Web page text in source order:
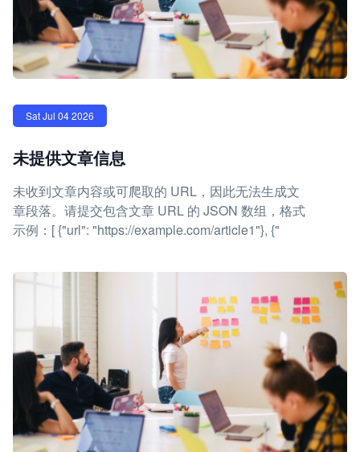
Sat Jul 04 2026
未提供文章信息
未收到文章内容或可爬取的 URL，因此无法生成文
章段落。请提交包含文章 URL 的 JSON 数组，格式
示例：[ {"url": "https://example.com/article1"}, {"